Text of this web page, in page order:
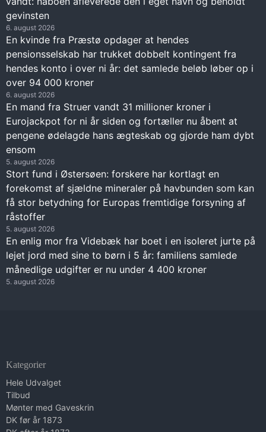
gevinsten
6. august 2026
En kvinde fra Præstø opdager at hendes
pensionsselskab har trukket dobbelt kontingent fra
hendes konto i over ni år: det samlede beløb løber op i
over 94 000 kroner
6. august 2026
En mand fra Struer vandt 31 millioner kroner i
Eurojackpot for ni år siden og fortæller nu åbent at
pengene ødelagde hans ægteskab og gjorde ham dybt
ensom
5. august 2026
Stort fund i Østersøen: forskere har kortlagt en
forekomst af sjældne mineraler på havbunden som kan
få stor betydning for Europas fremtidige forsyning af
råstoffer
5. august 2026
En enlig mor fra Videbæk har boet i en isoleret jurte på
lejet jord med sine to børn i 5 år: familiens samlede
månedlige udgifter er nu under 4 400 kroner
5. august 2026
Kategorier
Hele Udvalget
Tilbud
Mønter med Gaveskrin
DK før år 1873